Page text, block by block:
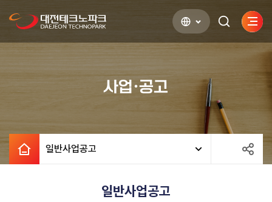
검색하기사이
열기
사업·공고
일반사업공고
일반사업공고